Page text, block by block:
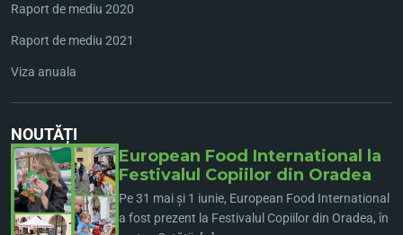
Raport de mediu 2020
Raport de mediu 2021
Viza anuala
NOUTĂȚI
European Food International la
Festivalul Copiilor din Oradea
Pe 31 mai și 1 iunie, European Food International
a fost prezent la Festivalul Copiilor din Oradea, în